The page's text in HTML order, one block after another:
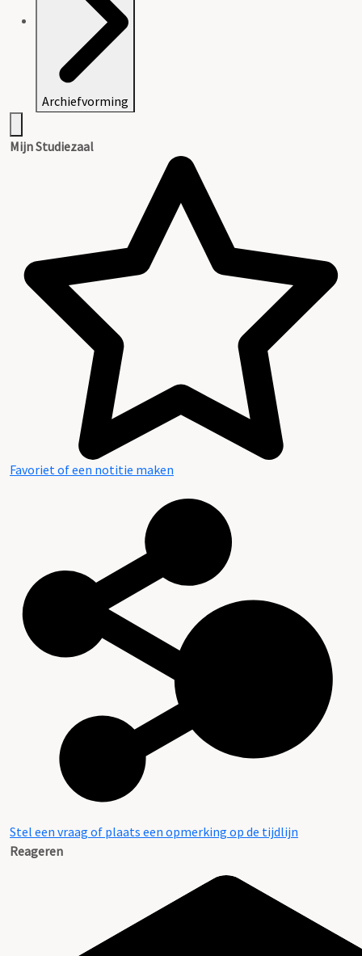
Archiefvorming
Inhoud en structuur van het archief
Aanwijzingen voor de gebruiker
Mijn Studiezaal
Favoriet of een notitie maken
Stel een vraag of plaats een opmerking op de tijdlijn
Reageren